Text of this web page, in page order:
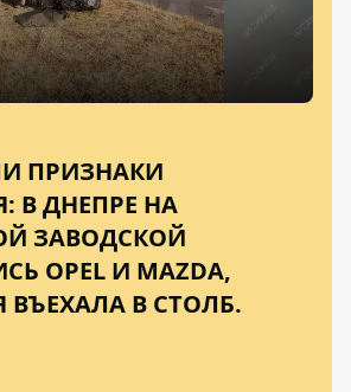
ПРИЗНАКИ
В ДНЕПРЕ НА
ЗАВОДСКОЙ
OPEL И MAZDA,
ВЪЕХАЛА В СТОЛБ.